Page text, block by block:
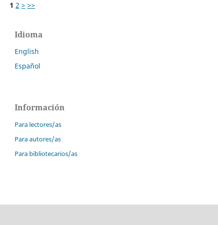
1 2 > >>
Idioma
English
Español
Información
Para lectores/as
Para autores/as
Para bibliotecarios/as